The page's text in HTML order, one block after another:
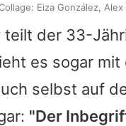
teilt der 33-
es sogar mit
selbst auf
"Der
Eiza González,